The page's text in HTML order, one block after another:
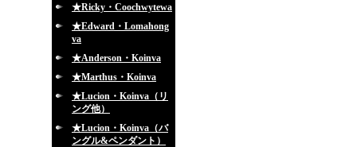
★Ricky・Coochwytewa
★Edward・Lomahong
va
★Anderson・Koinva
★Marthus・Koinva
★Lucion・Koinva（リ
ング他）
★Lucion・Koinva（バ
ングル&ペンダント）